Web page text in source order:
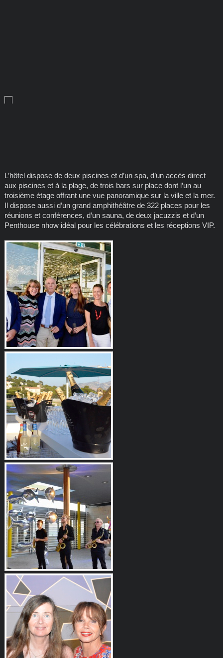
L’hôtel dispose de deux piscines et d’un spa, d’un accès direct
aux piscines et à la plage, de trois bars sur place dont l’un au
troisième étage offrant une vue panoramique sur la ville et la mer.
Il dispose aussi d’un grand amphithéâtre de 322 places pour les
réunions et conférences, d’un sauna, de deux jacuzzis et d’un
Penthouse nhow idéal pour les célébrations et les réceptions VIP.